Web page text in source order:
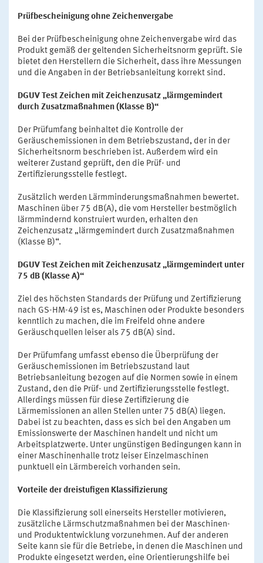
Prüfbescheinigung ohne Zeichenvergabe
Bei der Prüfbescheinigung ohne Zeichenvergabe wird das
Produkt gemäß der geltenden Sicherheitsnorm geprüft. Sie
bietet den Herstellern die Sicherheit, dass ihre Messungen
und die Angaben in der Betriebsanleitung korrekt sind.
DGUV Test Zeichen mit Zeichenzusatz „lärmgemindert
durch Zusatzmaßnahmen (Klasse B)“
Der Prüfumfang beinhaltet die Kontrolle der
Geräuschemissionen in dem Betriebszustand, der in der
Sicherheitsnorm beschrieben ist. Außerdem wird ein
weiterer Zustand geprüft, den die Prüf- und
Zertifizierungsstelle festlegt.
Zusätzlich werden Lärmminderungsmaßnahmen bewertet.
Maschinen über 75 dB(A), die vom Hersteller bestmöglich
lärmmindernd konstruiert wurden, erhalten den
Zeichenzusatz „lärmgemindert durch Zusatzmaßnahmen
(Klasse B)“.
DGUV Test Zeichen mit Zeichenzusatz „lärmgemindert unter
75 dB (Klasse A)“
Ziel des höchsten Standards der Prüfung und Zertifizierung
nach GS-HM-49 ist es, Maschinen oder Produkte besonders
kenntlich zu machen, die im Freifeld ohne andere
Geräuschquellen leiser als 75 dB(A) sind.
Der Prüfumfang umfasst ebenso die Überprüfung der
Geräuschemissionen im Betriebszustand laut
Betriebsanleitung bezogen auf die Normen sowie in einem
Zustand, den die Prüf- und Zertifizierungsstelle festlegt.
Allerdings müssen für diese Zertifizierung die
Lärmemissionen an allen Stellen unter 75 dB(A) liegen.
Dabei ist zu beachten, dass es sich bei den Angaben um
Emissionswerte der Maschinen handelt und nicht um
Arbeitsplatzwerte. Unter ungünstigen Bedingungen kann in
einer Maschinenhalle trotz leiser Einzelmaschinen
punktuell ein Lärmbereich vorhanden sein.
Vorteile der dreistufigen Klassifizierung
Die Klassifizierung soll einerseits Hersteller motivieren,
zusätzliche Lärmschutzmaßnahmen bei der Maschinen-
und Produktentwicklung vorzunehmen. Auf der anderen
Seite kann sie für die Betriebe, in denen die Maschinen und
Produkte eingesetzt werden, eine Orientierungshilfe bei